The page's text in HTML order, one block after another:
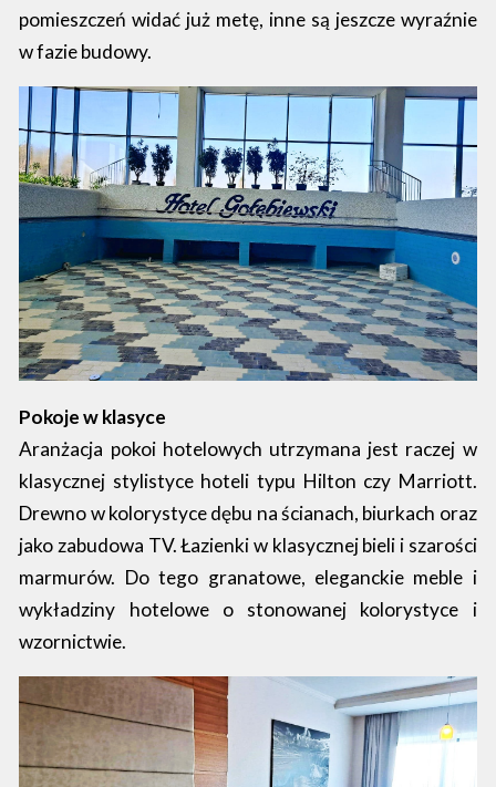
pomieszczeń widać już metę, inne są jeszcze wyraźnie
w fazie budowy.
Pokoje w klasyce
Aranżacja pokoi hotelowych utrzymana jest raczej w
klasycznej stylistyce hoteli typu Hilton czy Marriott.
Drewno w kolorystyce dębu na ścianach, biurkach oraz
jako zabudowa TV. Łazienki w klasycznej bieli i szarości
marmurów. Do tego granatowe, eleganckie meble i
wykładziny hotelowe o stonowanej kolorystyce i
wzornictwie.